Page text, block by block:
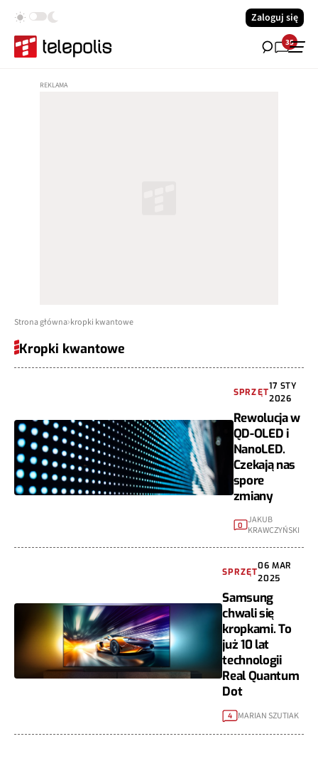
Zaloguj się
35
Strona główna kropki kwantowe
Kropki kwantowe
SPRZĘT
17 STY
2026
Rewolucja w
QD-OLED i
NanoLED.
Czekają nas
spore
zmiany
0 JAKUB
KRAWCZYŃSKI
SPRZĘT
06 MAR
2025
Samsung
chwali się
kropkami. To
już 10 lat
technologii
Real Quantum
Dot
4 MARIAN SZUTIAK